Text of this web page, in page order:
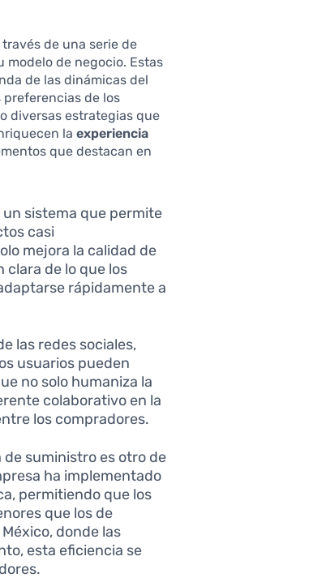
de una serie de
modelo de negocio. Estas
de las dinámicas del
preferencias de los
diversas estrategias que
laexperiencia
que destacan en
sistema que permite
casi
mejora la calidad de
clara de lo que los
rápidamente a
las redes sociales,
usuarios pueden
no solo humaniza la
colaborativo en la
los compradores.
suministro es otro de
ha implementado
permitiendo que los
que los de
donde las
esta eficiencia se